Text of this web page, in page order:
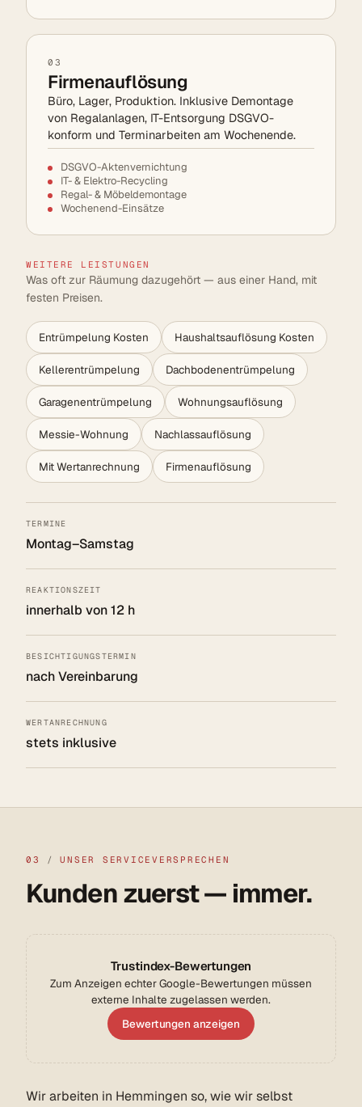
03
Firmenauflösung
Büro, Lager, Produktion. Inklusive Demontage
von Regalanlagen, IT-Entsorgung DSGVO-
konform und Terminarbeiten am Wochenende.
DSGVO-Aktenvernichtung
IT- & Elektro-Recycling
Regal- & Möbeldemontage
Wochenend-Einsätze
WEITERE LEISTUNGEN
Was oft zur Räumung dazugehört — aus einer Hand, mit
festen Preisen.
Entrümpelung Kosten Haushaltsauflösung Kosten
Kellerentrümpelung Dachbodenentrümpelung
Garagenentrümpelung Wohnungsauflösung
Messie-Wohnung Nachlassauflösung
Mit Wertanrechnung Firmenauflösung
TERMINE
Montag–Samstag
REAKTIONSZEIT
innerhalb von 12 h
BESICHTIGUNGSTERMIN
nach Vereinbarung
WERTANRECHNUNG
stets inklusive
03 / UNSER SERVICEVERSPRECHEN
Kunden zuerst — immer.
Trustindex-Bewertungen
Zum Anzeigen echter Google-Bewertungen müssen
externe Inhalte zugelassen werden.
Bewertungen anzeigen
Wir arbeiten in Hemmingen so, wie wir selbst